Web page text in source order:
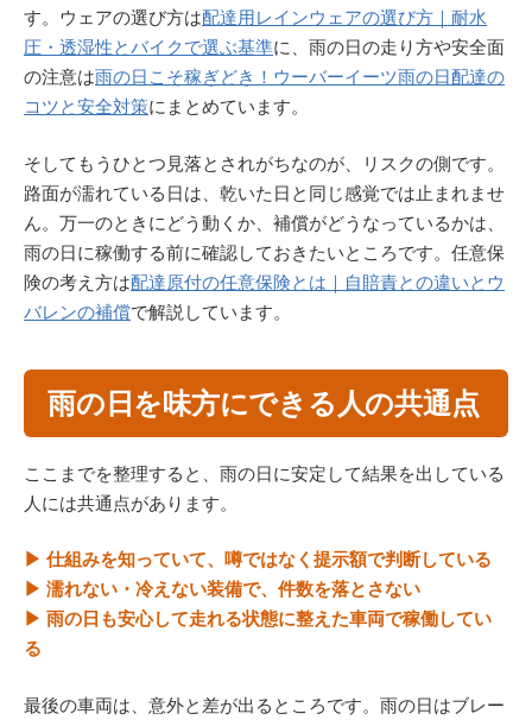
す。ウェアの選び方は配達用レインウェアの選び方｜耐水
圧・透湿性とバイクで選ぶ基準に、雨の日の走り方や安全面
の注意は雨の日こそ稼ぎどき！ウーバーイーツ雨の日配達の
コツと安全対策にまとめています。
そしてもうひとつ見落とされがちなのが、リスクの側です。
路面が濡れている日は、乾いた日と同じ感覚では止まれませ
ん。万一のときにどう動くか、補償がどうなっているかは、
雨の日に稼働する前に確認しておきたいところです。任意保
険の考え方は配達原付の任意保険とは｜自賠責との違いとウ
バレンの補償で解説しています。
雨の日を味方にできる人の共通点
ここまでを整理すると、雨の日に安定して結果を出している
人には共通点があります。
▶ 仕組みを知っていて、噂ではなく提示額で判断している
▶ 濡れない・冷えない装備で、件数を落とさない
▶ 雨の日も安心して走れる状態に整えた車両で稼働してい
る
最後の車両は、意外と差が出るところです。雨の日はブレー